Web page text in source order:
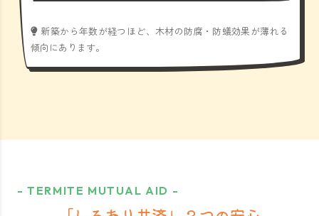
新築から年数が経つほど、木材の防腐・防蟻効果が薄れる
傾向にあります。
- TERMITE MUTUAL AID -